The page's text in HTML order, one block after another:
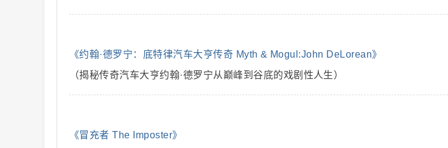
创
《约翰·德罗宁：底特律汽车大亨传奇 Myth & Mogul:John DeLorean》
（揭秘传奇汽车大亨约翰·德罗宁从巅峰到谷底的戏剧性人生）
《冒充者 The Imposter》